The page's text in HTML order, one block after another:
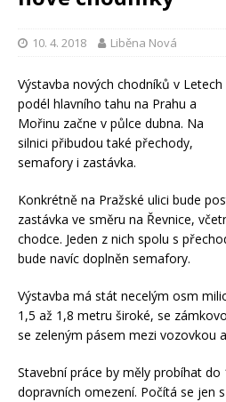
10. 4. 2018 Liběna Nová
Výstavba nových chodníků v Letech
podél hlavního tahu na Prahu a
Mořinu začne v půlce dubna. Na
silnici přibudou také přechody,
semafory i zastávka.
Konkrétně na Pražské ulici bude
zastávka ve směru na Řevnice,
chodce. Jeden z nich spolu s
bude navíc doplněn semafory.
Výstavba má stát necelým osm
1,5 až 1,8 metru široké, se
se zeleným pásem mezi vozovkou
Stavební práce by měly probíhat do
dopravních omezení. Počítá se jen